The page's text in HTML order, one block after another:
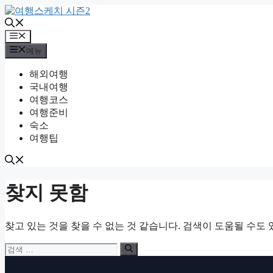
컨
텐
츠
로
건
메
뉴
메뉴
해외여행
국내여행
여행코스
여행준비
숙소
여행팁
찾지 못함
찾고 있는 것을 찾을 수 없는 것 같습니다. 검색이 도움될 수도
검